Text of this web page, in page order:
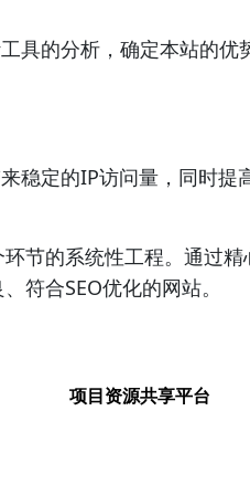
具的分析，确定本站的优
稳定的IP访问量，同时提
节的系统性工程。通过精
符合SEO优化的网站。
项目资源共享平台